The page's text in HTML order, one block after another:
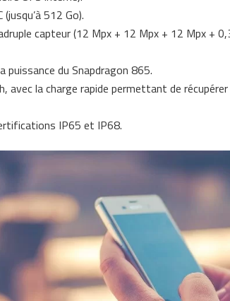
512 Go).
capteur (12 Mpx + 12 Mpx + 12 Mpx +
puissance du Snapdragon 865.
avec la charge rapide permettant de
IP65 et IP68.